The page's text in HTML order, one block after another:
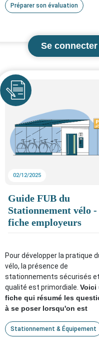
recommandées à mener
déménagement. Pour
site employeur est labellisés
une adresse précise. En cas
à ce document et prévoir une
évaluation de déménagement
pour éviter de perdre le label.
N'hésitez pas à la télécharger
l'enrichir pour vos besoins
personnels.
Préparer son évaluation
Icône
02/12/2025
Guide FUB du
Stationnement vélo -
fiche employeurs
Pour développer la pratique
vélo, la présence de
stationnements sécurisés
qualité est primordiale. Voici
fiche qui résumé les
à se poser lorsqu'on est
Pour une information plus
Stationnement & Équipement